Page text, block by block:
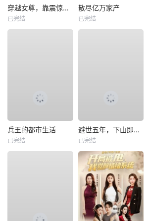
穿越女尊，靠震惊系统躺赢
已完结
散尽亿万家产
已完结
兵王的都市生活
已完结
避世五年，下山即无敌
已完结